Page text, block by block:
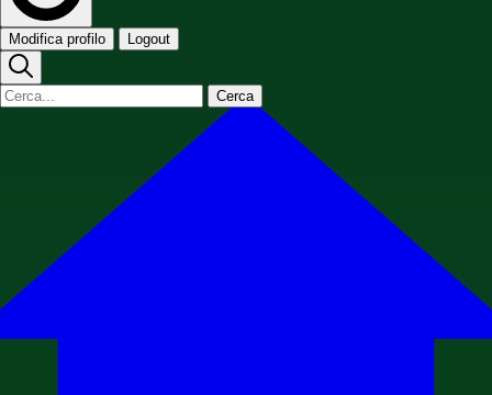
Modifica profilo Logout
Cerca